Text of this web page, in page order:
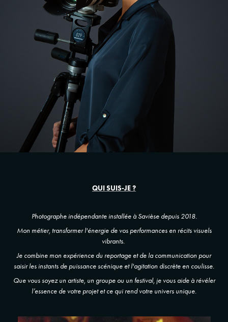
QUI SUIS-JE ?
Photographe indépendante installée à Savièse depuis 2018.
Mon métier, transformer l'énergie de vos performances en récits visuels
vibrants.
Je combine mon expérience du reportage et de la communication pour
saisir les instants de puissance scénique et l'agitation discrète en coulisse.
Que vous soyez un artiste, un groupe ou un festival, je vous aide à révéler
l’essence de votre projet et ce qui rend votre univers unique.